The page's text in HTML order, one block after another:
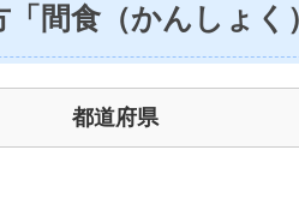
「間食（かんしょく
都道府県